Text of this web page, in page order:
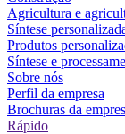
Agricultura e
Síntese
Produtos
Síntese e
Sobre nós
Perfil da empresa
Brochuras da
Rápido